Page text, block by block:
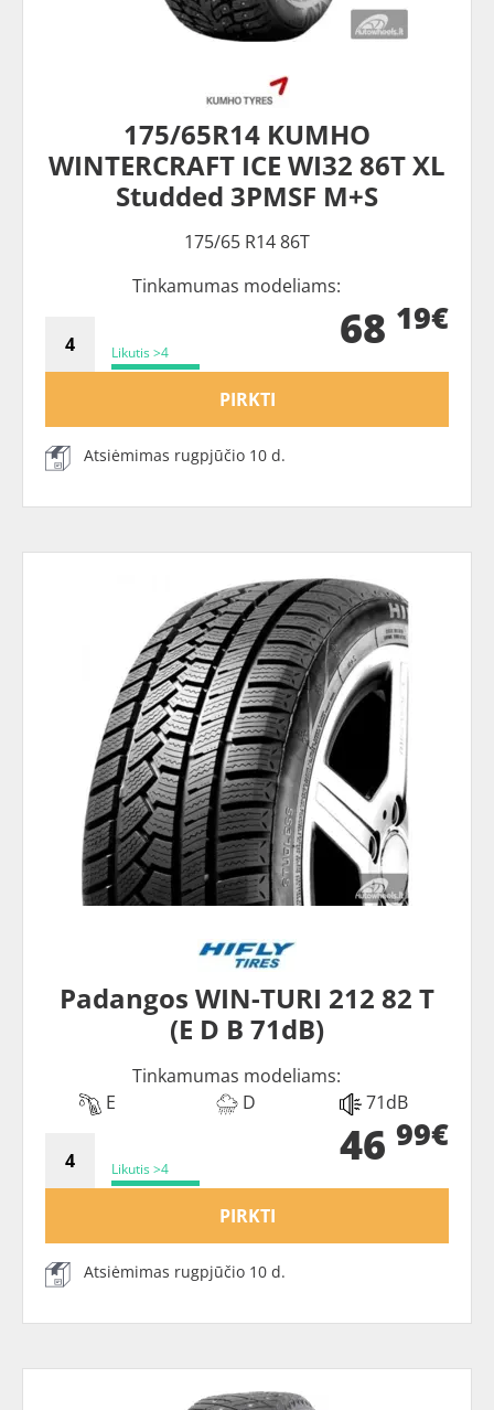
175/65R14 KUMHO
WINTERCRAFT ICE WI32 86T XL
Studded 3PMSF M+S
175/65 R14 86T
Tinkamumas modeliams:
Likutis >4 68 19€
PIRKTI
Atsiėmimas rugpjūčio 10 d.
Padangos WIN-TURI 212 82 T
(E D B 71dB)
Tinkamumas modeliams:
E
D 71dB
Likutis >4 46 99€
PIRKTI
Atsiėmimas rugpjūčio 10 d.